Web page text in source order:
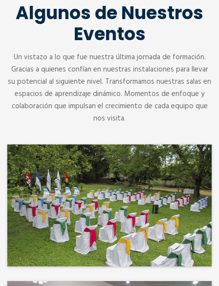
Algunos de Nuestros
Eventos
Un vistazo a lo que fue nuestra última jornada de formación.
Gracias a quienes confían en nuestras instalaciones para llevar
su potencial al siguiente nivel. Transformamos nuestras salas en
espacios de aprendizaje dinámico. Momentos de enfoque y
colaboración que impulsan el crecimiento de cada equipo que
nos visita.